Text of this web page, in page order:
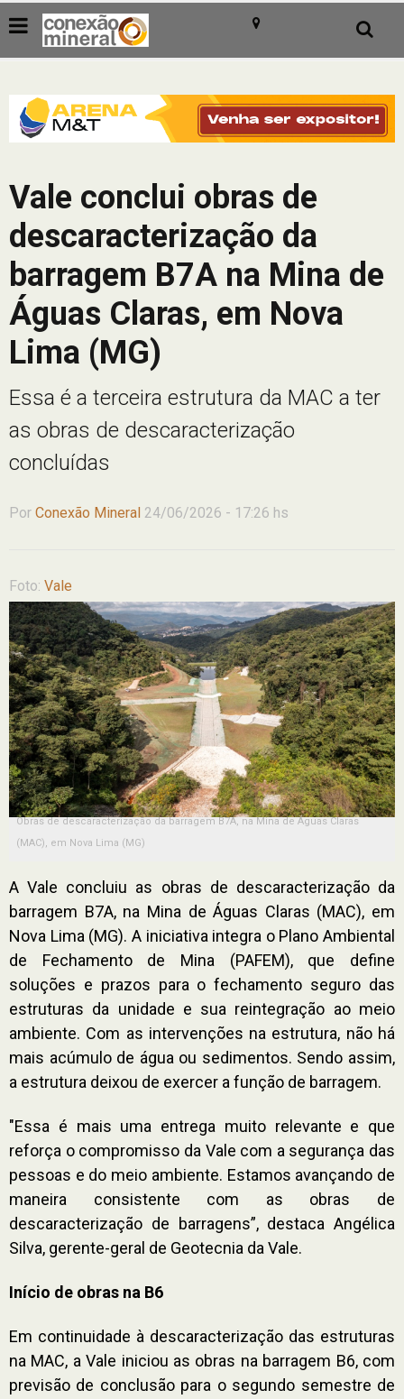
Vale conclui obras de
descaracterização da
barragem B7A na Mina de
Águas Claras, em Nova
Lima (MG)
Essa é a terceira estrutura da MAC a ter
as obras de descaracterização
concluídas
Por Conexão Mineral 24/06/2026 - 17:26 hs
Foto: Vale
Obras de descaracterização da barragem B7A, na Mina de Águas Claras
(MAC), em Nova Lima (MG)
A Vale concluiu as obras de descaracterização da
barragem B7A, na Mina de Águas Claras (MAC), em
Nova Lima (MG). A iniciativa integra o Plano Ambiental
de Fechamento de Mina (PAFEM), que define
soluções e prazos para o fechamento seguro das
estruturas da unidade e sua reintegração ao meio
ambiente. Com as intervenções na estrutura, não há
mais acúmulo de água ou sedimentos. Sendo assim,
a estrutura deixou de exercer a função de barragem.
"Essa é mais uma entrega muito relevante e que
reforça o compromisso da Vale com a segurança das
pessoas e do meio ambiente. Estamos avançando de
maneira consistente com as obras de
descaracterização de barragens”, destaca Angélica
Silva, gerente-geral de Geotecnia da Vale.
Início de obras na B6
Em continuidade à descaracterização das estruturas
na MAC, a Vale iniciou as obras na barragem B6, com
previsão de conclusão para o segundo semestre de